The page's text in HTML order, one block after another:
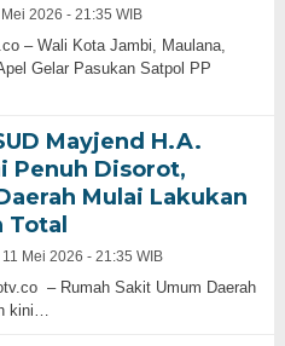
2026 - 21:35 WIB
– Wali Kota Jambi, Maulana,
Gelar Pasukan Satpol PP
Mayjend H.A.
Penuh Disorot,
Mulai Lakukan
Total
Mei 2026 - 21:35 WIB
– Rumah Sakit Umum Daerah
kini…